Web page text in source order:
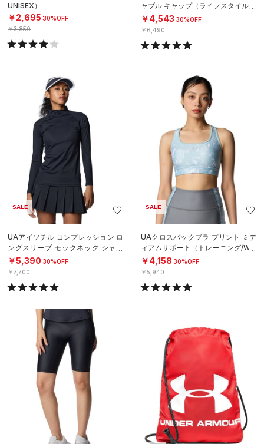
UNISEX）
￥2,695 30%OFF
￥3,850
ャブル キャップ（ライフスタイル/U
NISEX）
￥4,543 30%OFF
￥6,490
SALE
UAアイソチル コンプレッション ロ
ングスリーブ モックネック シャツ
（ゴルフ/WOMEN）
￥5,390 30%OFF
￥7,700
SALE
UAクロスバックブラ プリント ミデ
ィアムサポート（トレーニング/WO
MEN）
￥4,158 30%OFF
￥5,940